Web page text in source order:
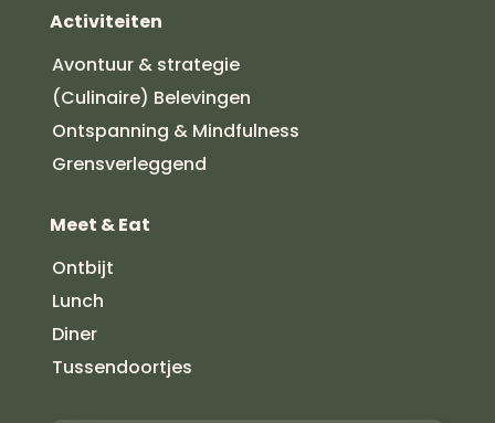
Activiteiten
Avontuur & strategie
(Culinaire) Belevingen
Ontspanning & Mindfulness
Grensverleggend
Meet & Eat
Ontbijt
Lunch
Diner
Tussendoortjes